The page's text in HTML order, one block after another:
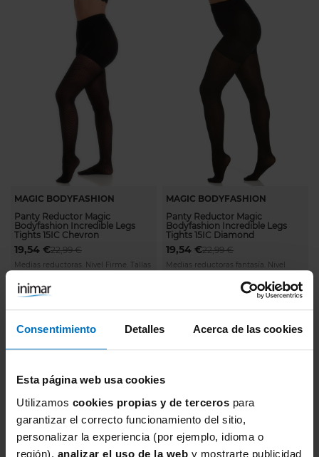
Consentimiento Detalles Acerca de las cookies
Esta página web usa cookies
Utilizamos cookies propias y de terceros para
garantizar el correcto funcionamiento del sitio,
personalizar la experiencia (por ejemplo, idioma o
región), analizar el uso de la web y mostrarte publicidad
MAGIC BODYFASHION
Panty Reductor Magic
Bodyfashion Incredible Legs
Tights 15IC Chevron
22,99 €
19,54 €
Medias reductoras. Nivel Firme. Tallas
MAGIC BODYFASHION
Panty Reductor Magic
Bodyfashion Incredible Legs
Tights 15IC Diamond
22,99 €
19,54 €
Medias reductoras fantasía. Nivel